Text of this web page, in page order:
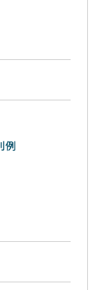
例